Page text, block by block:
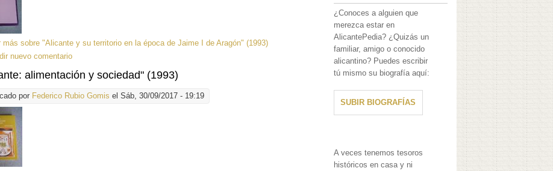
más sobre "Alicante y su territorio en la época de Jaime I de Aragón" (1993)
nuevo comentario
alimentación y sociedad" (1993)
por Federico Rubio Gomis el Sáb, 30/09/2017 - 19:19
¿Conoces a alguien que
merezca estar en
AlicantePedia? ¿Quizás un
familiar, amigo o conocido
alicantino? Puedes escribir
tú mismo su biografía aquí:
SUBIR BIOGRAFÍAS
A veces tenemos tesoros
históricos en casa y ni